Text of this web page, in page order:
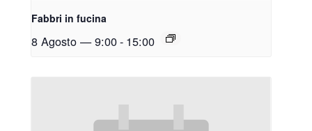
Fabbri in fucina
8 Agosto — 9:00- 15:00